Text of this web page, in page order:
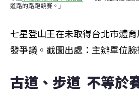
道路的路跑競賽。」
七星登山王在未取得台北市體
發爭議。截圖出處：主辦單位
古道、步道  不等於